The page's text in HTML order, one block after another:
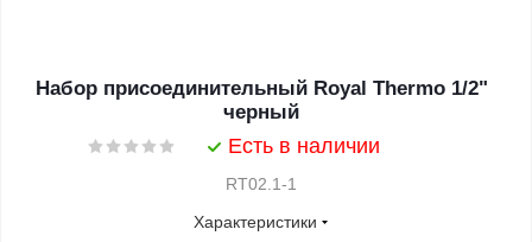
Набор присоединительный Royal Thermo 1/2"
черный
Есть в наличии
RT02.1-1
Характеристики